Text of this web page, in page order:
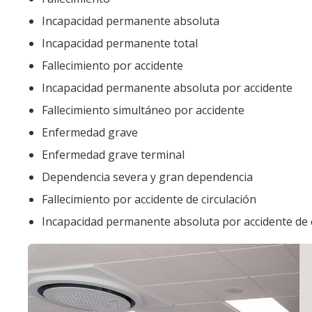
Incapacidad permanente absoluta
Incapacidad permanente total
Fallecimiento por accidente
Incapacidad permanente absoluta por accidente
Fallecimiento simultáneo por accidente
Enfermedad grave
Enfermedad grave terminal
Dependencia severa y gran dependencia
Fallecimiento por accidente de circulación
Incapacidad permanente absoluta por accidente de